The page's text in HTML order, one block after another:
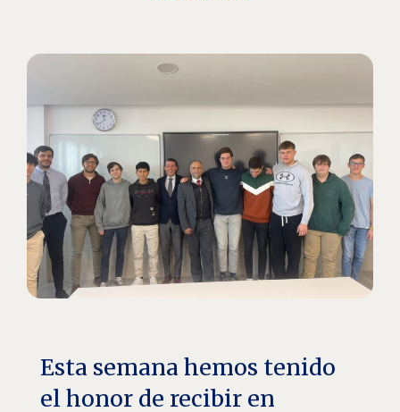
Esta semana hemos tenido
el honor de recibir en